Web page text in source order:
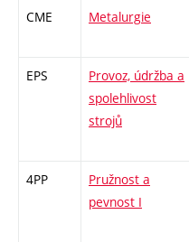
CME Metalurgie
EPS
Provoz, údržba a
spolehlivost
strojů
4PP
Pružnost a
pevnost I